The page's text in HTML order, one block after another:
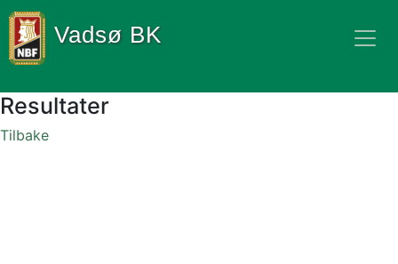
Vadsø BK
Resultater
Tilbake